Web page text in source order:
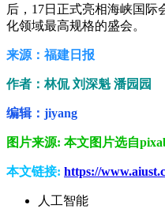
后，17日正式亮相海峡国
化领域最高规格的盛会。
来源：福建日报
作者：林侃 刘深魁 潘园园
编辑：jiyang
图片来源: 本文图片选自
本文链接: https://
人工智能